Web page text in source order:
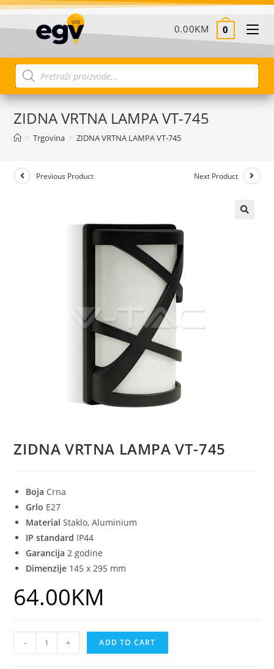
0.00KM 0
ZIDNA VRTNA LAMPA VT-745
> Trgovina > ZIDNA VRTNA LAMPA VT-745
Previous Product Next Product
ZIDNA VRTNA LAMPA VT-745
Boja Crna
Grlo E27
MaterialStaklo, Aluminium
IP standard IP44
Garancija2 godine
Dimenzije 145 x 295 mm
64.00KM
- + ADD TO CART